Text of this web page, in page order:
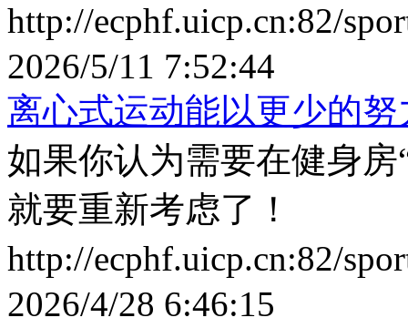
http://ecphf.uicp.cn:82/
2026/5/11 7:52:44
离心式运动能以更少的
如果你认为需要在健身
就要重新考虑了！
http://ecphf.uicp.cn:82/
2026/4/28 6:46:15